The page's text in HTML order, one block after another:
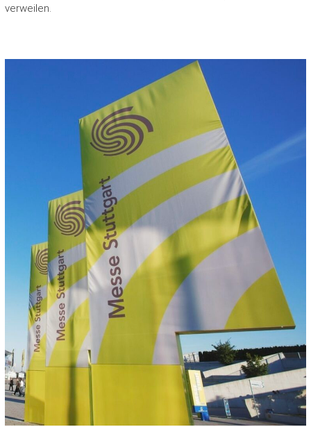
verweilen.